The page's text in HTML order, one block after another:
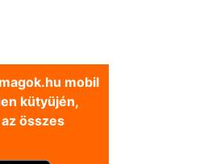
mobil
kütyüjén,
összes